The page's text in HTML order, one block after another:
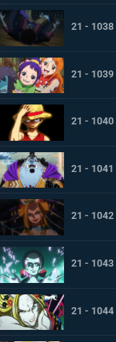
21 - 1038
21 - 1039
21 - 1040
21 - 1041
21 - 1042
21 - 1043
21 - 1044